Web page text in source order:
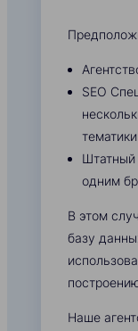
SEO
Штатный
одним
В этом
базу
Наше